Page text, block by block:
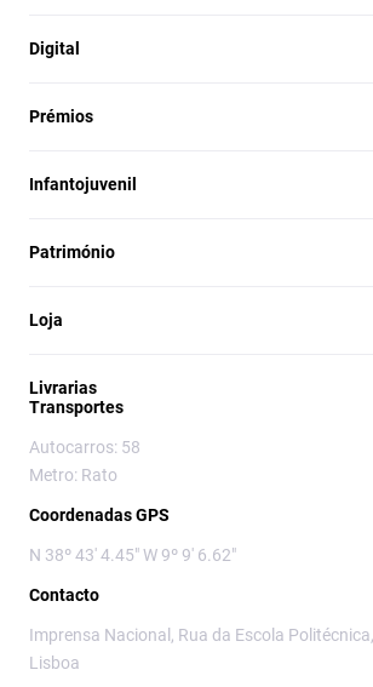
Digital
Prémios
Infantojuvenil
Património
Loja
Livrarias
Transportes
Autocarros: 58
Metro: Rato
Coordenadas GPS
N 38º 43' 4.45" W 9º 9' 6.62"
Contacto
Imprensa Nacional, Rua da Escola
Lisboa